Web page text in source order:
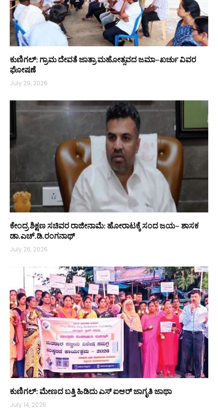
ಕುಣಿಗಲ್: ಗ್ರಾಮ ದೇವತೆ ಜಾತ್ರಾ ಮಹೋತ್ಸವದ ಜಮಾ–ಖರ್ಚು ವಿವರ
ಘೋಷಣೆ
July 29, 2026
ಕೇಂದ್ರ ಶಿಕ್ಷಣ ಸಚಿವರ ರಾಜೀನಾಮೆ: ಹೋರಾಟಕ್ಕೆ ಸಂದ ಜಯ– ಶಾಸಕ
ಡಾ.ಎಚ್.ಡಿ.ರಂಗನಾಥ್
July 26, 2026
ಕುಣಿಗಲ್: ಮೇಣದ ಬತ್ತಿ ಹಿಡಿದು ಎಸ್‌ ಐಆರ್ ಜಾಗೃತಿ ಜಾಥಾ
July 14, 2026